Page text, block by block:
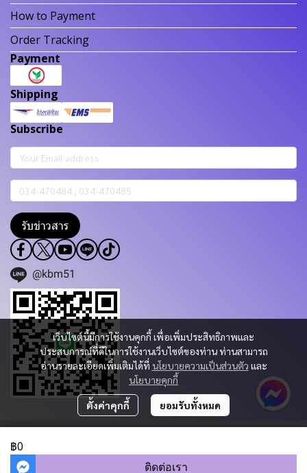
฿0
ติดต่อเรา
เว็บไซต์นี้มีการใช้งานคุกกี้ เพื่อเพิ่มประสิทธิภาพและ
ประสบการณ์ที่ดีในการใช้งานเว็บไซต์ของท่าน ท่านสามารถ
อ่านรายละเอียดเพิ่มเติมได้ที่ นโยบายความเป็นส่วนตัว และ
นโยบายคุกกี้
ตั้งค่าคุกกี้ ยอมรับทั้งหมด
How to Payment
Order Tracking
Payment
Shipping
Subscribe
รับข่าวสาร
@kbm51
Copyright 2023 | All Rights Reserved | Powered by KBM PART & TRADING
ผู้เข้าชมวันนี้1,366